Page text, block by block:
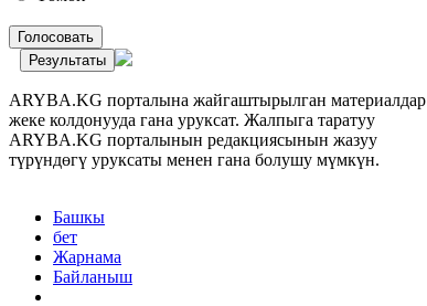
Голосовать
Результаты
ARYBA.KG порталына жайгаштырылган материалдар
жеке колдонууда гана уруксат. Жалпыга таратуу
ARYBA.KG порталынын редакциясынын жазуу
түрүндөгү уруксаты менен гана болушу мүмкүн.
Башкы
бет
Жарнама
Байланыш